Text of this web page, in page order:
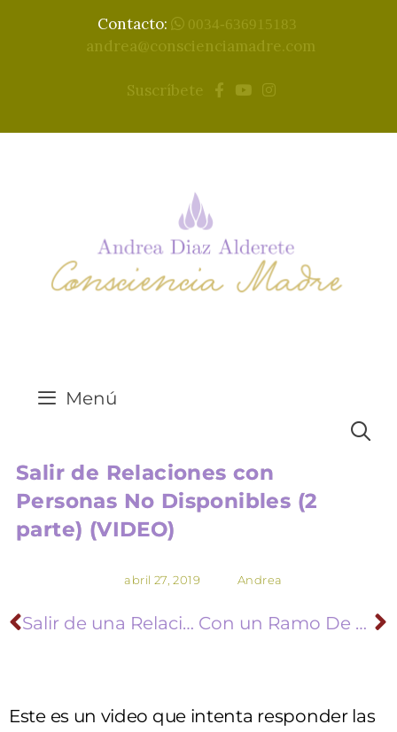
Contacto: 0034-636915183
andrea@conscienciamadre.com
Suscríbete
Menú
Salir de Relaciones con
Personas No Disponibles (2
parte) (VIDEO)
abril 27, 2019 Andrea
Salir de una Relación con una Persona No Disponible (o Hacer Magia) Con un Ramo De Amapolas
Este es un video que intenta responder las